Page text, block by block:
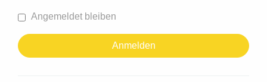
Angemeldet bleiben